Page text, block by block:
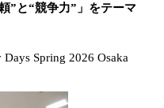
”と“競争力”」をテーマ
Spring 2026 Osaka